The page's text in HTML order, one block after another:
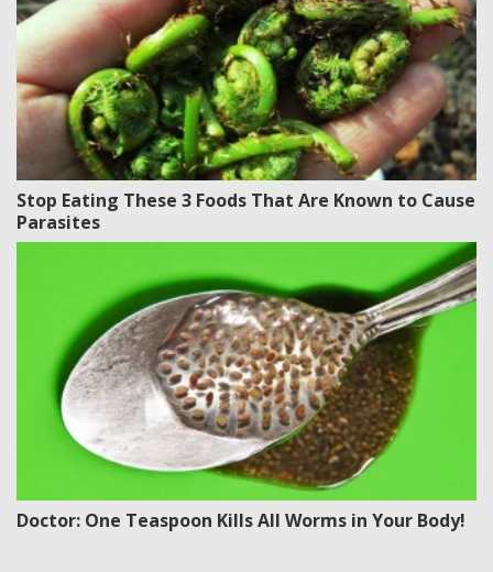
Stop Eating These 3 Foods That Are Known to Cause
Parasites
Doctor: One Teaspoon Kills All Worms in Your Body!